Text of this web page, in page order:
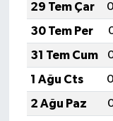
29 Tem Çar
30 Tem Per
31 Tem Cum
1 Ağu Cts
2 Ağu Paz